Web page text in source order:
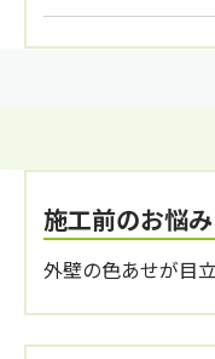
施工前のお悩み
外壁の色あせが目